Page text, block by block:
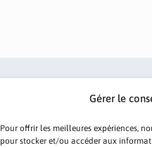
Gérer le
Pour offrir les meilleures expériences,
pour stocker et/ou accéder aux